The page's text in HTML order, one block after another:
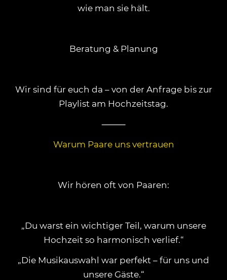
wie man sie hält.
Beratung & Planung
Wir sind für euch da – von der Anfrage bis zur
Playlist am Hochzeitstag.
⸻
Warum Paare uns vertrauen
Wir hören oft von Paaren:
„Du warst ein wichtiger Teil, warum unsere
Hochzeit so harmonisch verlief.“
„Die Musikauswahl war perfekt – für uns und
unsere Gäste.“